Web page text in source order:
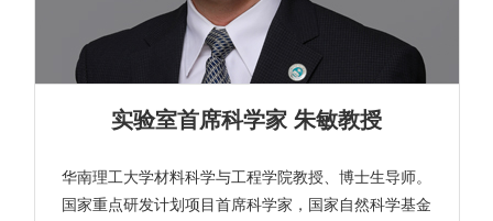
实验室首席科学家 朱敏教授
华南理工大学材料科学与工程学院教授、博士生导师。
国家重点研发计划项目首席科学家，国家自然科学基金